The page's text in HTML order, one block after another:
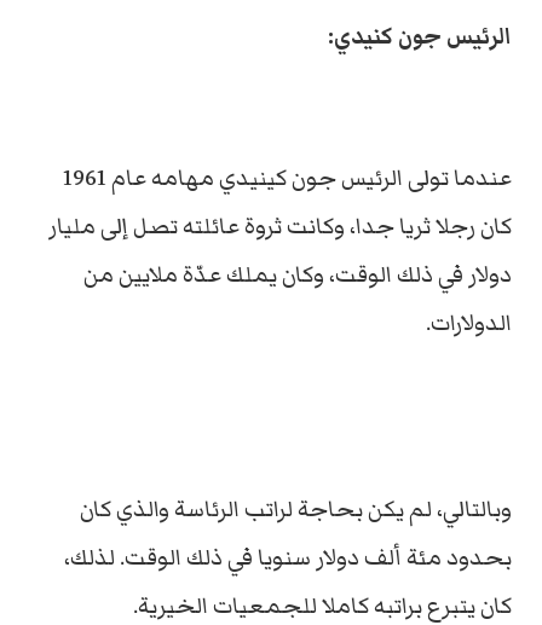
الرئيس جون كنيدي:
عندما تولى الرئيس جون كينيدي مهامه عام 1961
كان رجلا ثريا جدا، وكانت ثروة عائلته تصل إلى مليار
دولار في ذلك الوقت، وكان يملك عدّة ملايين من
الدولارات.
وبالتالي، لم يكن بحاجة لراتب الرئاسة والذي كان
بحدود مئة ألف دولار سنويا في ذلك الوقت. لذلك،
كان يتبرع براتبه كاملا للجمعيات الخيرية.